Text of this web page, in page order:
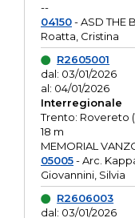
--
04150- ASD THE
Roatta, Cristina
R2605001
dal: 03/01/2026
al: 04/01/2026
Interregionale
Trento: Rovereto
18 m
MEMORIAL
05005- Arc.
Giovannini, Silvia
R2606003
dal: 03/01/2026